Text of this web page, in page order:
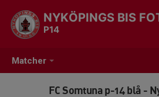
Matcher
NYKÖPINGS BIS
P14
FC Somtuna p-14 blå -